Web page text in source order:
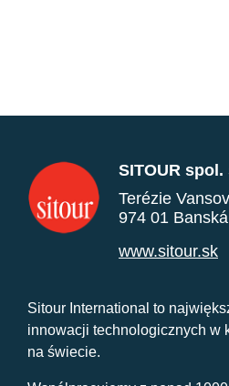
SITOUR spol.
Terézie
974 01
www.sitour.sk
Sitour International to
innowacji technologicznych w
na świecie.